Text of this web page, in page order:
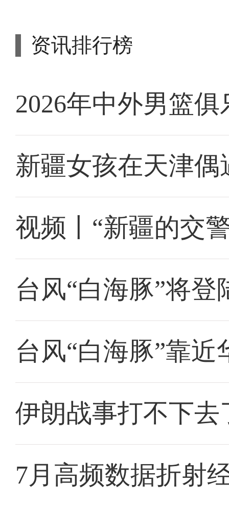
资讯排行榜
2026年中外男篮
新疆女孩在天津
视频丨“新疆的交
台风“白海豚”将
台风“白海豚”靠近
伊朗战事打不下
7月高频数据折射